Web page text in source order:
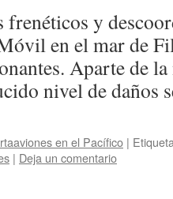
frenéticos y
en el mar de
Aparte de
nivel de
en el Pacífico |
| Deja un comentario